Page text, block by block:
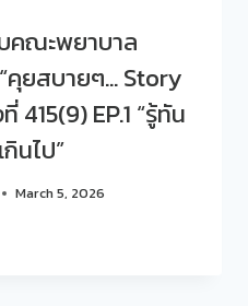
คณะพยาบาล
คุยสบายๆ… Story
415(9) EP.1 “รู้ทัน
นไป”
March 5, 2026